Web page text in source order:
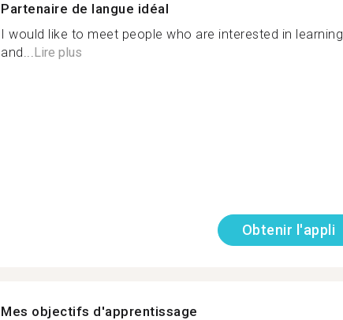
Partenaire de langue idéal
I would like to meet people who are interested in learning
and...Lire plus
Obtenir l'appli
Mes objectifs d'apprentissage